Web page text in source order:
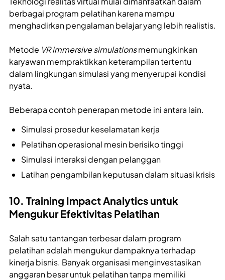
berbagai program pelatihan karena mampu
menghadirkan pengalaman belajar yang lebih realistis.
Metode VR immersive simulationsmemungkinkan
karyawan mempraktikkan keterampilan tertentu
dalam lingkungan simulasi yang menyerupai kondisi
nyata.
Beberapa contoh penerapan metode ini antara lain.
Simulasi prosedur keselamatan kerja
Pelatihan operasional mesin berisiko tinggi
Simulasi interaksi dengan pelanggan
Latihan pengambilan keputusan dalam situasi krisis
10. Training Impact Analytics untuk
Mengukur Efektivitas Pelatihan
Salah satu tantangan terbesar dalam program
pelatihan adalah mengukur dampaknya terhadap
kinerja bisnis. Banyak organisasi menginvestasikan
anggaran besar untuk pelatihan tanpa memiliki